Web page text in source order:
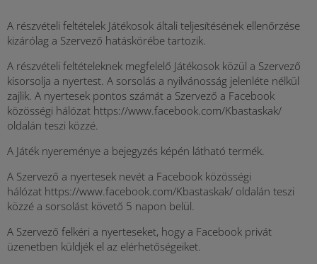
A részvételi feltételek Játékosok általi teljesítésének ellenőrzése
kizárólag a Szervező hatáskörébe tartozik.
A részvételi feltételeknek megfelelő Játékosok közül a Szervező
kisorsolja a nyertest. A sorsolás a nyilvánosság jelenléte nélkül
zajlik. A nyertesek pontos számát a Szervező a Facebook
közösségi hálózat https://www.facebook.com/Kbastaskak/
oldalán teszi közzé.
A Játék nyereménye a bejegyzés képén látható termék.
A Szervező a nyertesek nevét a Facebook közösségi
hálózat https://www.facebook.com/Kbastaskak/ oldalán teszi
közzé a sorsolást követő 5 napon belül.
A Szervező felkéri a nyerteseket, hogy a Facebook privát
üzenetben küldjék el az elérhetőségeiket.